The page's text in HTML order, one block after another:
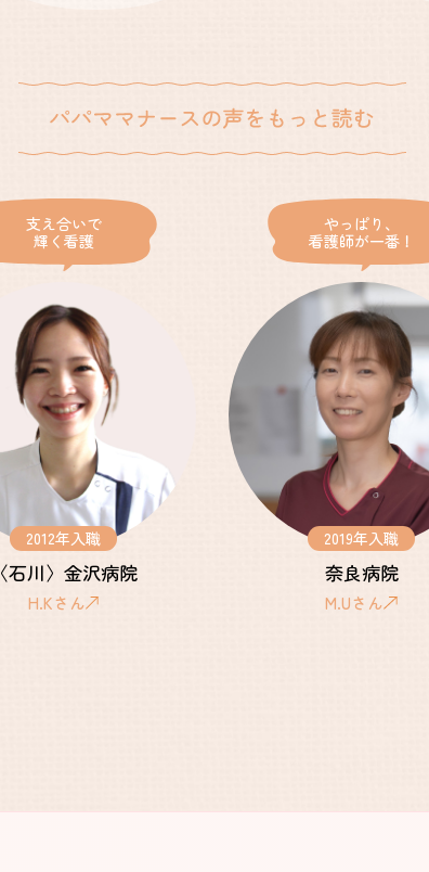
済生会について
済生会看護部について
なでしこナースについて
教育制度とキャリアアップ
支え合いで
輝く看護
2012年入職
〈石川〉金沢病院
H.Kさん
やっぱり、
看護師が一番！
2019年入職
奈良病院
M.Uさん